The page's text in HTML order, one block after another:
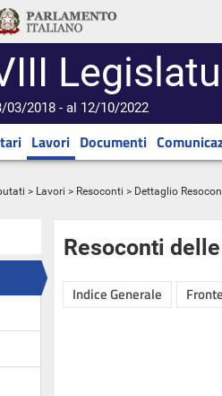
03/2018 - al 12/10/2022
Lavori Documenti
> Lavori > Resoconti > Dettaglio
Resoconti
Indice Generale